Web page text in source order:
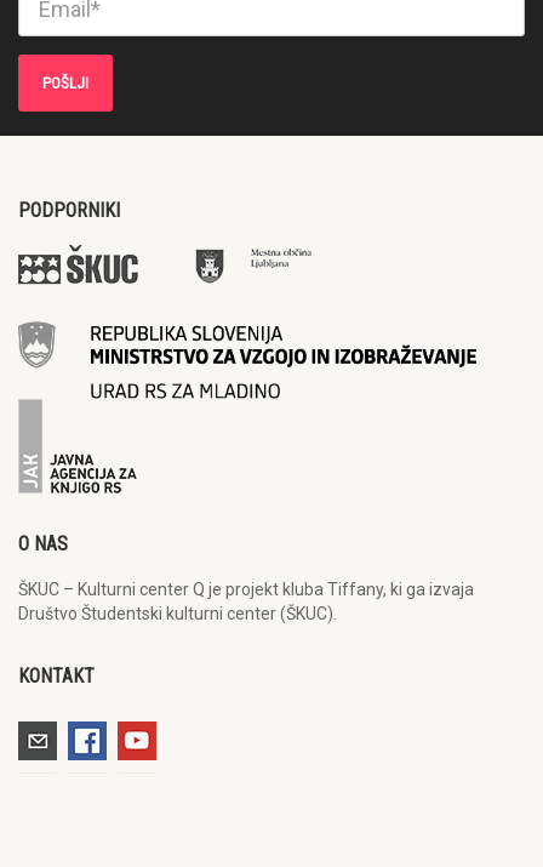
PODPORNIKI
O NAS
ŠKUC – Kulturni center Q je projekt kluba Tiffany, ki ga izvaja
Društvo Študentski kulturni center (ŠKUC).
KONTAKT